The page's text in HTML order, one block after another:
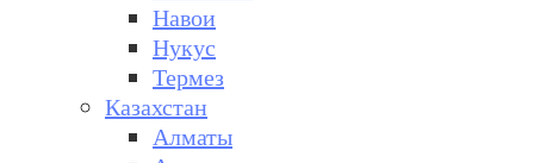
Навои
Нукус
Термез
Казахстан
Алматы